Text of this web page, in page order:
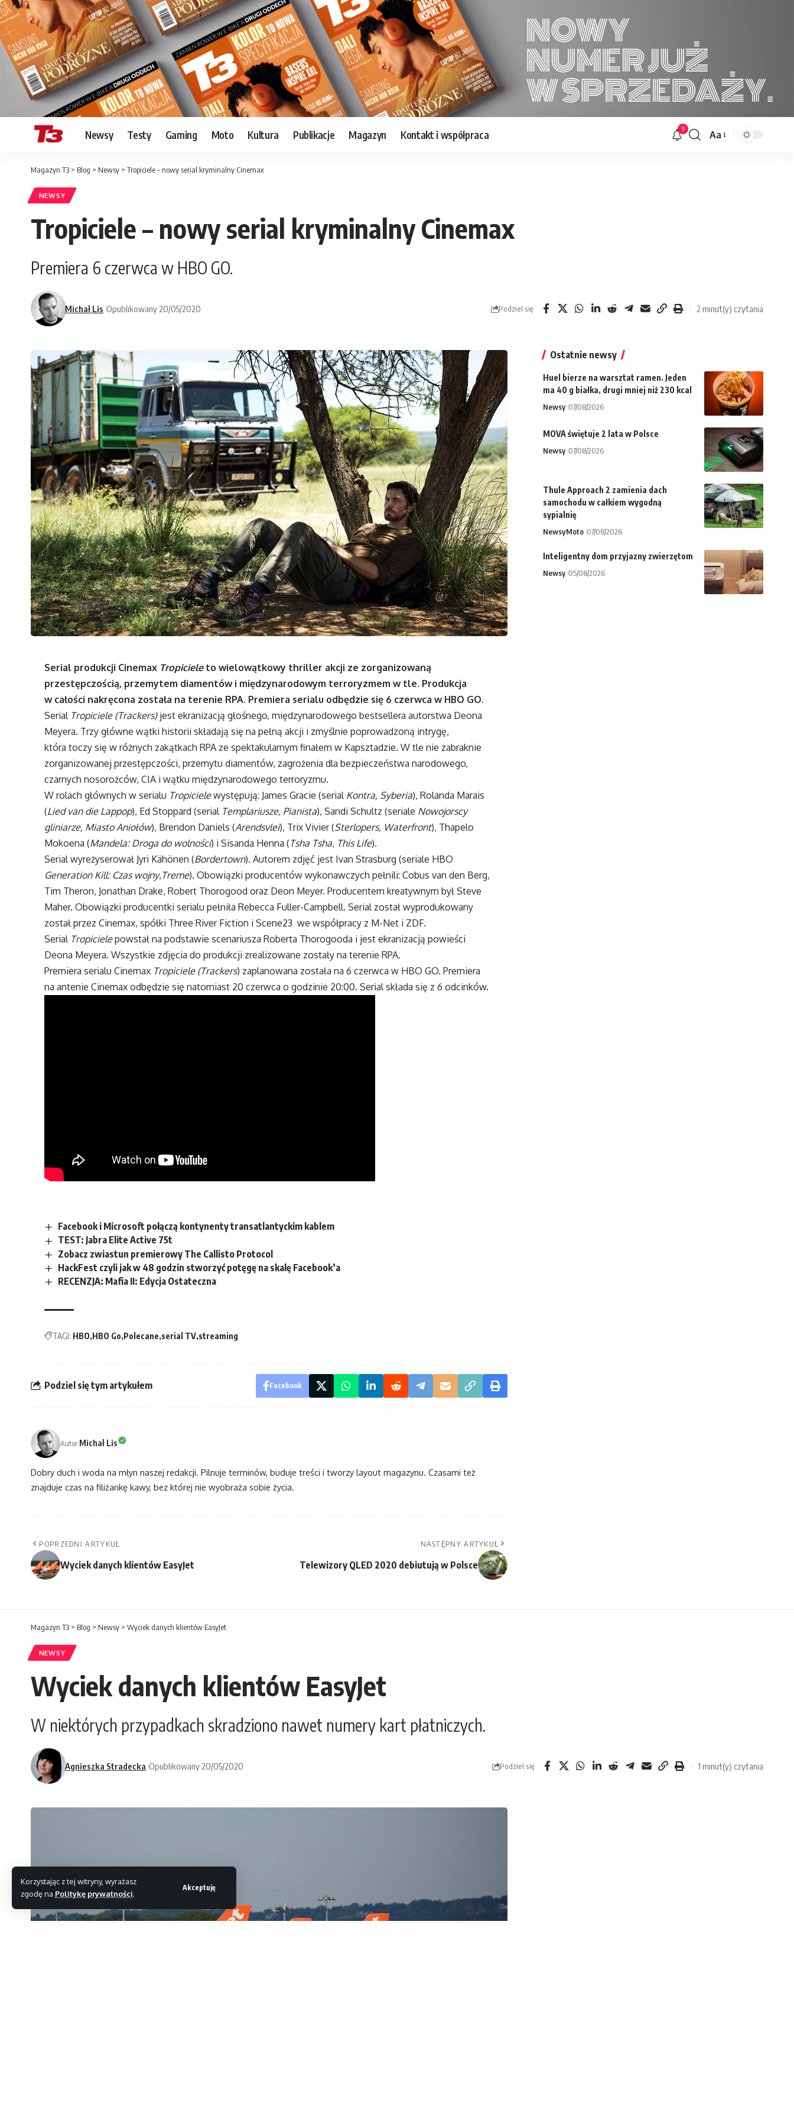
Korzystając z tej witryny, wyrażasz
zgodę na Politykę prywatności.
Akceptuję
Newsy Testy Gaming Moto Kultura Publikacje Magazyn Kontakt i współpraca 9
Font
Aa
Magazyn T3 > Blog > Newsy > Tropiciele – nowy serial kryminalny Cinemax
NEWSY
Tropiciele – nowy serial kryminalny Cinemax
Premiera 6 czerwca w HBO GO.
Michał Lis Opublikowany 20/05/2020 Podziel się 2 minut(y) czytania
Serial produkcji Cinemax Tropiciele to wielowątkowy thriller akcji ze zorganizowaną
przestępczością, przemytem diamentów i międzynarodowym terroryzmem w tle. Produkcja
w całości nakręcona została na terenie RPA. Premiera serialu odbędzie się 6 czerwca w HBO GO.
Serial Tropiciele (Trackers)jest ekranizacją głośnego, międzynarodowego bestsellera autorstwa Deona
Meyera. Trzy główne wątki historii składają się na pełną akcji i zmyślnie poprowadzoną intrygę,
która toczy się w różnych zakątkach RPA ze spektakularnym finałem w Kapsztadzie. W tle nie zabraknie
zorganizowanej przestępczości, przemytu diamentów, zagrożenia dla bezpieczeństwa narodowego,
czarnych nosorożców, CIA i wątku międzynarodowego terroryzmu.
W rolach głównych w serialu Tropicielewystępują: James Gracie (serial Kontra, Syberia), Rolanda Marais
(Lied van die Lappop), Ed Stoppard (serial Templariusze, Pianista), Sandi Schultz (seriale Nowojorscy
gliniarze, Miasto Aniołów), Brendon Daniels (Arendsvlei), Trix Vivier (Sterlopers, Waterfront), Thapelo
Mokoena (Mandela: Droga do wolności) i Sisanda Henna (Tsha Tsha, This Life).
Serial wyreżyserował Jyri Kähönen (Bordertown). Autorem zdjęć jest Ivan Strasburg (seriale HBO
Generation Kill: Czas wojny,Treme). Obowiązki producentów wykonawczych pełnili: Cobus van den Berg,
Tim Theron, Jonathan Drake, Robert Thorogood oraz Deon Meyer. Producentem kreatywnym był Steve
Maher. Obowiązki producentki serialu pełniła Rebecca Fuller-Campbell. Serial został wyprodukowany
został przez Cinemax, spółki Three River Fiction i Scene23 we współpracy z M-Net i ZDF.
Serial Tropicielepowstał na podstawie scenariusza Roberta Thorogooda i jest ekranizacją powieści
Deona Meyera. Wszystkie zdjęcia do produkcji zrealizowane zostały na terenie RPA.
Premiera serialu Cinemax Tropiciele (Trackers) zaplanowana została na 6 czerwca w HBO GO. Premiera
na antenie Cinemax odbędzie się natomiast 20 czerwca o godzinie 20:00. Serial składa się z 6 odcinków.
Facebook i Microsoft połączą kontynenty transatlantyckim kablem
TEST: Jabra Elite Active 75t
Zobacz zwiastun premierowy The Callisto Protocol
HackFest czyli jak w 48 godzin stworzyć potęgę na skalę Facebook’a
RECENZJA: Mafia II: Edycja Ostateczna
TAGI: HBO HBO Go Polecane serial TV streaming
Podziel się tym artykułem Facebook
Autor:Michał Lis
Dobry duch i woda na młyn naszej redakcji. Pilnuje terminów, buduje treści i tworzy layout magazynu. Czasami też
znajduje czas na filiżankę kawy, bez której nie wyobraża sobie życia.
POPRZEDNI ARTYKUŁ
Wyciek danych klientów EasyJet
NASTĘPNY ARTYKUŁ
Telewizory QLED 2020 debiutują w Polsce
Ostatnie newsy
Huel bierze na warsztat ramen. Jeden
ma 40 g białka, drugi mniej niż 230 kcal
Newsy 07/08/2026
MOVA świętuje 2 lata w Polsce
Newsy 07/08/2026
Thule Approach 2 zamienia dach
samochodu w całkiem wygodną
sypialnię
NewsyMoto 07/08/2026
Inteligentny dom przyjazny zwierzętom
Newsy 05/08/2026
Magazyn T3 > Blog > Newsy > Wyciek danych klientów EasyJet
NEWSY
Wyciek danych klientów EasyJet
W niektórych przypadkach skradziono nawet numery kart płatniczych.
Agnieszka Stradecka Opublikowany 20/05/2020 Podziel się 1 minut(y) czytania